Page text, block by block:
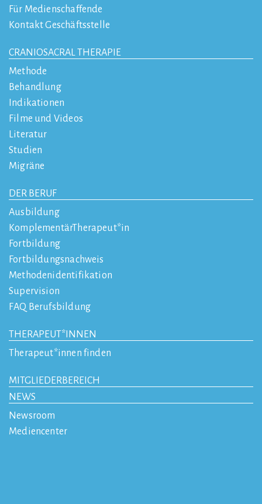
Für Medienschaffende
Kontakt Geschäftsstelle
CRANIOSACRAL THERAPIE
Methode
Behandlung
Indikationen
Filme und Videos
Literatur
Studien
Migräne
DER BERUF
Ausbildung
KomplementärTherapeut*in
Fortbildung
Fortbildungsnachweis
Methodenidentifikation
Supervision
FAQ Berufsbildung
THERAPEUT*INNEN
Therapeut*innen finden
MITGLIEDERBEREICH
NEWS
Newsroom
Mediencenter